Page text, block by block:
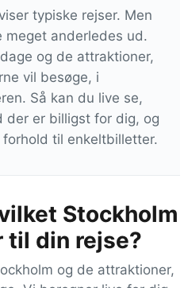
typiske rejser. Men
meget anderledes ud.
og de attraktioner,
vil besøge, i
Så kan du live se,
der er billigst for dig, og
til enkeltbilletter.
Stockholm
til din rejse?
og de attraktioner,